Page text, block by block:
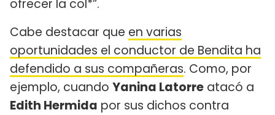
ofrecer la col*”.
Cabe destacar que en varias
oportunidades el conductor de Bendita ha
defendido a sus compañeras. Como, por
ejemplo, cuando Yanina Latorre atacó a
Edith Hermida por sus dichos contra